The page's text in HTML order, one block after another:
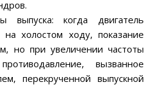
выпуска: когда двигатель
на холостом ходу, показание
но при увеличении частоты
вызванное
перекрученной выпускной